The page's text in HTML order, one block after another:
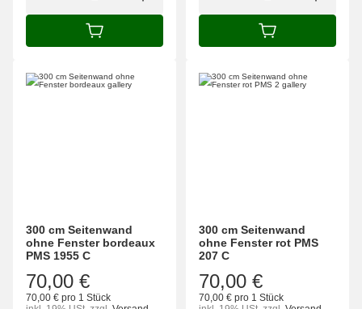
IN DEN WARENKORB IN DEN
300 cm Seitenwand
ohne Fenster bordeaux
PMS 1955 C
70,00 €
70,00 € pro 1 Stück
300 cm Seitenwand
ohne Fenster rot PMS
207 C
70,00 €
70,00 € pro 1 Stück